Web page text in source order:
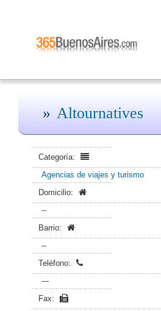
Altournatives
Categoría:
Agencias de viajes y turismo
Domicilio:
--
Barrio:
--
Teléfono:
---
Fax: